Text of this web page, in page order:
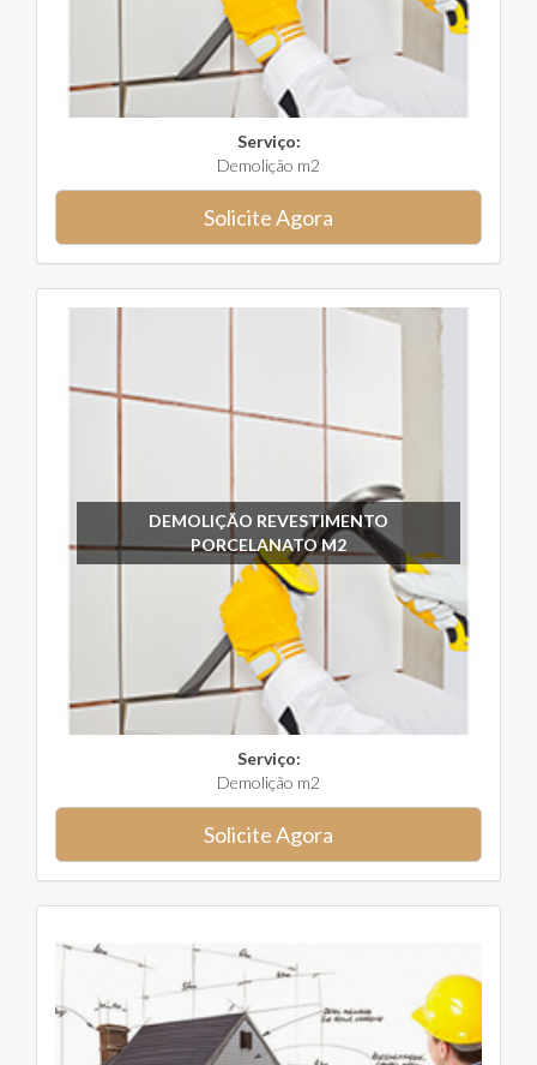
Serviço:
Demolição m2
Solicite Agora
DEMOLIÇÃO REVESTIMENTO
PORCELANATO M2
Serviço:
Demolição m2
Solicite Agora